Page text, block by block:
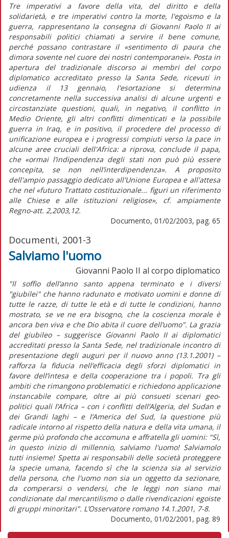
Tre imperativi a favore della vita, del diritto e della
solidarietà, e tre imperativi contro la morte, l'egoismo e la
guerra, rappresentano la consegna di Giovanni Paolo II ai
responsabili politici chiamati a servire il bene comune,
perché possano contrastare il «sentimento di paura che
dimora sovente nel cuore dei nostri contemporanei». Posta in
apertura del tradizionale discorso ai membri del corpo
diplomatico accreditato presso la Santa Sede, ricevuti in
udienza il 13 gennaio, l'esortazione si determina
concretamente nella successiva analisi di alcune urgenti e
circostanziate questioni, quali, in negativo, il conflitto in
Medio Oriente, gli altri conflitti dimenticati e la possibile
guerra in Iraq, e in positivo, il procedere del processo di
unificazione europea e i progressi compiuti verso la pace in
alcune aree cruciali dell'Africa: a riprova, conclude il papa,
che «ormai l’indipendenza degli stati non può più essere
concepita, se non nell’interdipendenza». A proposito
dell'ampio passaggio dedicato all'Unione Europea e all'attesa
che nel «futuro Trattato costituzionale... figuri un riferimento
alle Chiese e alle istituzioni religiose», cf. ampiamente
Regno-att. 2,2003,12.
Documento, 01/02/2003, pag. 65
Documenti, 2001-3
Salviamo l'uomo
Giovanni Paolo II al corpo diplomatico
"Il soffio dell’anno santo appena terminato e i diversi
"giubilei" che hanno radunato e motivato uomini e donne di
tutte le razze, di tutte le età e di tutte le condizioni, hanno
mostrato, se ve ne era bisogno, che la coscienza morale è
ancora ben viva e che Dio abita il cuore dell’uomo". La grazia
del giubileo – suggerisce Giovanni Paolo II ai diplomatici
accreditati presso la Santa Sede, nel tradizionale incontro di
presentazione degli auguri per il nuovo anno (13.1.2001) –
rafforza la fiducia nell’efficacia degli sforzi diplomatici in
favore dell’intesa e della cooperazione tra i popoli. Tra gli
ambiti che rimangono problematici e richiedono applicazione
instancabile compare, oltre ai più consueti scenari geo-
politici quali l’Africa – con i conflitti dell’Algeria, del Sudan e
dei Grandi laghi – e l’America del Sud, la questione più
radicale intorno al rispetto della natura e della vita umana, il
germe più profondo che accomuna e affratella gli uomini: "Sì,
in questo inizio di millennio, salviamo l'uomo! Salviamolo
tutti insieme! Spetta ai responsabili delle società proteggere
la specie umana, facendo sì che la scienza sia al servizio
della persona, che l'uomo non sia un oggetto da sezionare,
da comperarsi o vendersi, che le leggi non siano mai
condizionate dal mercantilismo o dalle rivendicazioni egoiste
di gruppi minoritari". L’Osservatore romano 14.1.2001, 7-8.
Documento, 01/02/2001, pag. 89